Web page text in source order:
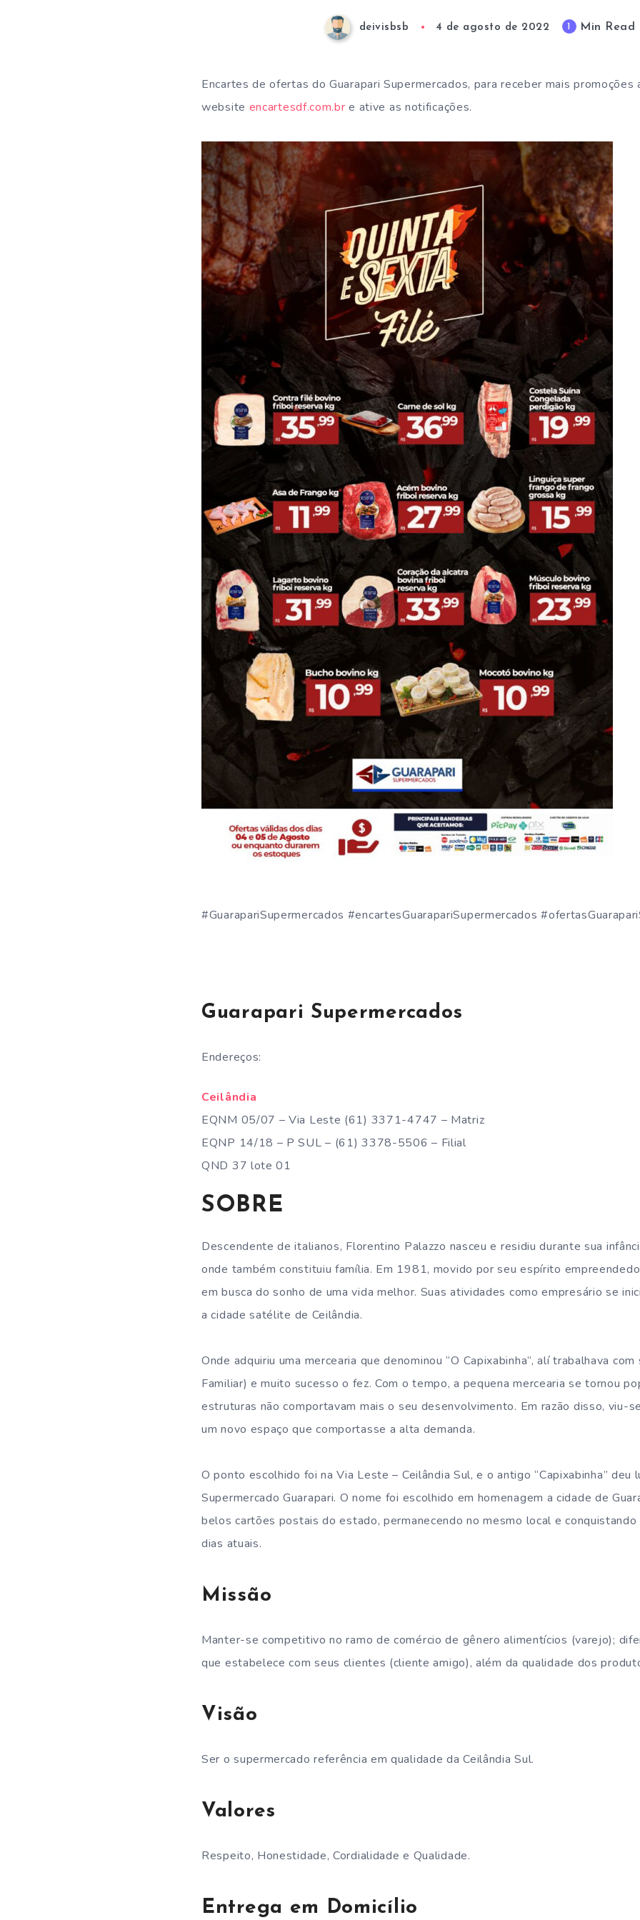
deivisbsb 4 de agosto de 2022 Min Read
Encartes de ofertas do Guarapari Supermercados, para receber mais promoções
website encartesdf.com.br e ative as notificações.
#GuarapariSupermercados #encartesGuarapariSupermercados
Guarapari Supermercados
Endereços:
Ceilândia
EQNM 05/07 – Via Leste (61) 3371-4747 – Matriz
EQNP 14/18 – P SUL – (61) 3378-5506 – Filial
QND 37 lote 01
SOBRE
Descendente de italianos, Florentino Palazzo nasceu e residiu durante sua
onde também constituiu família. Em 1981, movido por seu espírito
em busca do sonho de uma vida melhor. Suas atividades como empresário se
a cidade satélite de Ceilândia.
Onde adquiriu uma mercearia que denominou “O Capixabinha”, alí trabalhava
Familiar) e muito sucesso o fez. Com o tempo, a pequena mercearia se tornou
estruturas não comportavam mais o seu desenvolvimento. Em razão disso, viu-
um novo espaço que comportasse a alta demanda.
O ponto escolhido foi na Via Leste – Ceilândia Sul, e o antigo “Capixabinha” deu
Supermercado Guarapari. O nome foi escolhido em homenagem a cidade de
belos cartões postais do estado, permanecendo no mesmo local e
dias atuais.
Missão
Manter-se competitivo no ramo de comércio de gênero alimentícios (varejo);
que estabelece com seus clientes (cliente amigo), além da qualidade dos
Visão
Ser o supermercado referência em qualidade da Ceilândia Sul.
Valores
Respeito, Honestidade, Cordialidade e Qualidade.
Entrega em Domicílio